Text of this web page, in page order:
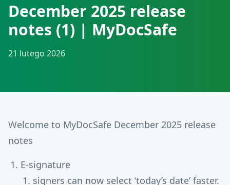
December 2025 release
notes (1) | MyDocSafe
21 lutego 2026
Welcome to MyDocSafe December 2025 release
notes
E-signature
signers can now select ‘today’s date’ faster.